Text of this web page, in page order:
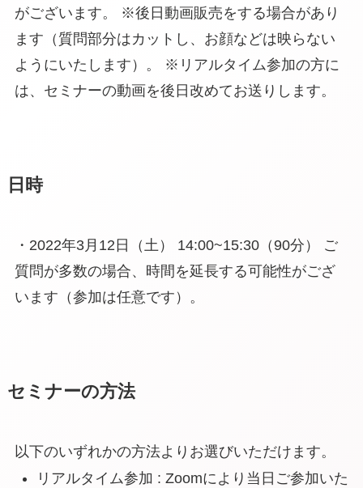
がございます。 ※後日動画販売をする場合があり
ます（質問部分はカットし、お顔などは映らない
ようにいたします）。 ※リアルタイム参加の方に
は、セミナーの動画を後日改めてお送りします。
日時
・2022年3月12日（土） 14:00~15:30（90分） ご
質問が多数の場合、時間を延長する可能性がござ
います（参加は任意です）。
セミナーの方法
以下のいずれかの方法よりお選びいただけます。
リアルタイム参加 : Zoomにより当日ご参加いた